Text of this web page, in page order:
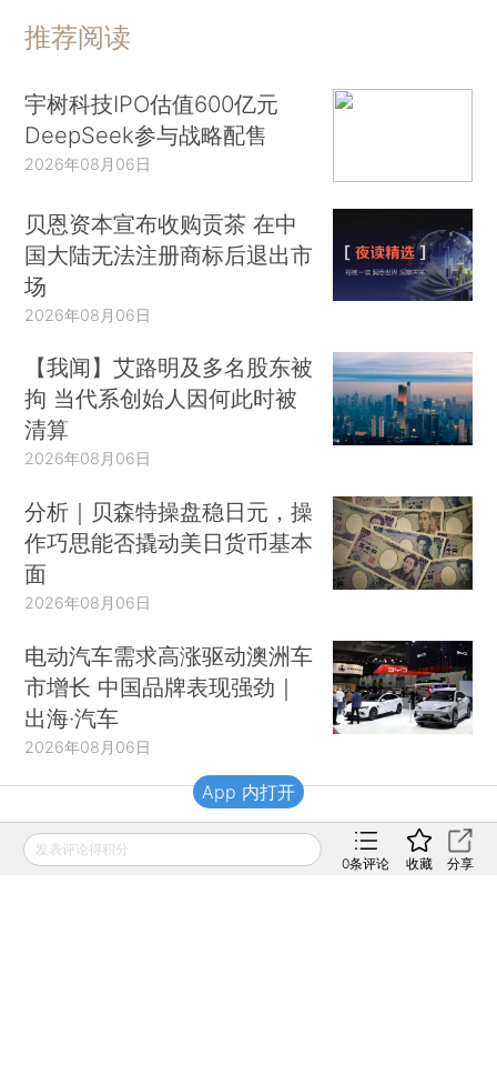
推荐阅读
宇树科技IPO估值600亿元
DeepSeek参与战略配售
2026年08月06日
贝恩资本宣布收购贡茶 在中
国大陆无法注册商标后退出市
场
2026年08月06日
【我闻】艾路明及多名股东被
拘 当代系创始人因何此时被
清算
2026年08月06日
分析｜贝森特操盘稳日元，操
作巧思能否撬动美日货币基本
面
2026年08月06日
电动汽车需求高涨驱动澳洲车
市增长 中国品牌表现强劲｜
出海·汽车
2026年08月06日
财新移动
发表评论得积分
0条评论 收藏 分享
App 内打开